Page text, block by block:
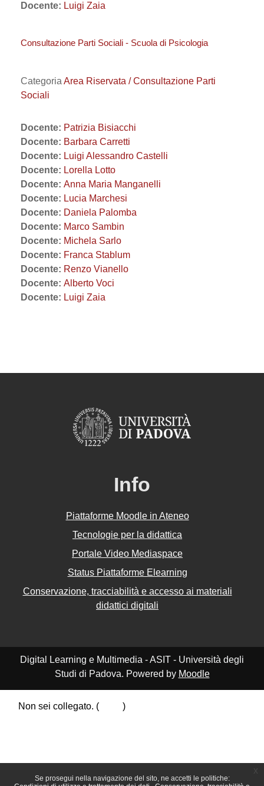
Se prosegui nella navigazione del sito, ne accetti le politiche:
Docente: Luigi Zaia
Consultazione Parti Sociali - Scuola di Psicologia
Categoria Area Riservata / Consultazione Parti
Sociali
Docente: Patrizia Bisiacchi
Docente: Barbara Carretti
Docente: Luigi Alessandro Castelli
Docente: Lorella Lotto
Docente: Anna Maria Manganelli
Docente: Lucia Marchesi
Docente: Daniela Palomba
Docente: Marco Sambin
Docente: Michela Sarlo
Docente: Franca Stablum
Docente: Renzo Vianello
Docente: Alberto Voci
Docente: Luigi Zaia
Info
Piattaforme Moodle in Ateneo
Tecnologie per la didattica
Portale Video Mediaspace
Status Piattaforme Elearning
Conservazione, tracciabilità e accesso ai materiali
didattici digitali
Digital Learning e Multimedia - ASIT - Università degli
Studi di Padova. Powered by Moodle
Non sei collegato. (
)